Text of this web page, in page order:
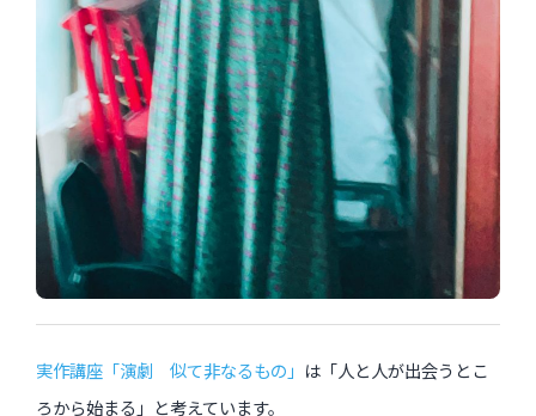
連載・コラム
未分類
近日開催のイベント・オープン講座・展覧会
イベント
オープン講座
過去のイベント
実作講座「演劇 似て非なるもの」 は「人と人が出会うとこ
ろから始まる」と考えています。